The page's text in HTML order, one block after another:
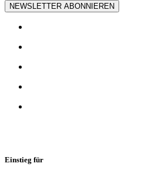
NEWSLETTER ABONNIEREN
Einstieg für